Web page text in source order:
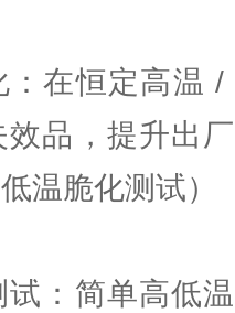
：在恒定高温
品，提升出
温脆化测试）
试：简单高低